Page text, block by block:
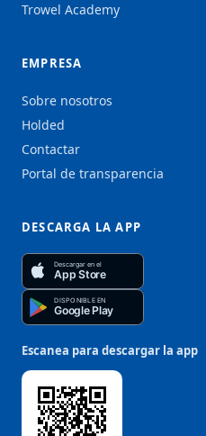
Trowel Academy
EMPRESA
Sobre nosotros
Holded
Contactar
Portal de transparencia
DESCARGA LA APP
Descargar en el
App Store
DISPONIBLE EN
Google Play
Escanea para descargar la app